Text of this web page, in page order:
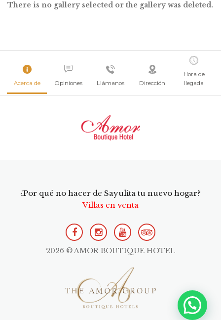
There is no gallery selected or the gallery was deleted.
Acerca de Opiniones Llámanos Dirección
Hora de
llegada
¿Por qué no hacer de Sayulita tu nuevo hogar?
Villas en venta
2026 © AMOR BOUTIQUE HOTEL